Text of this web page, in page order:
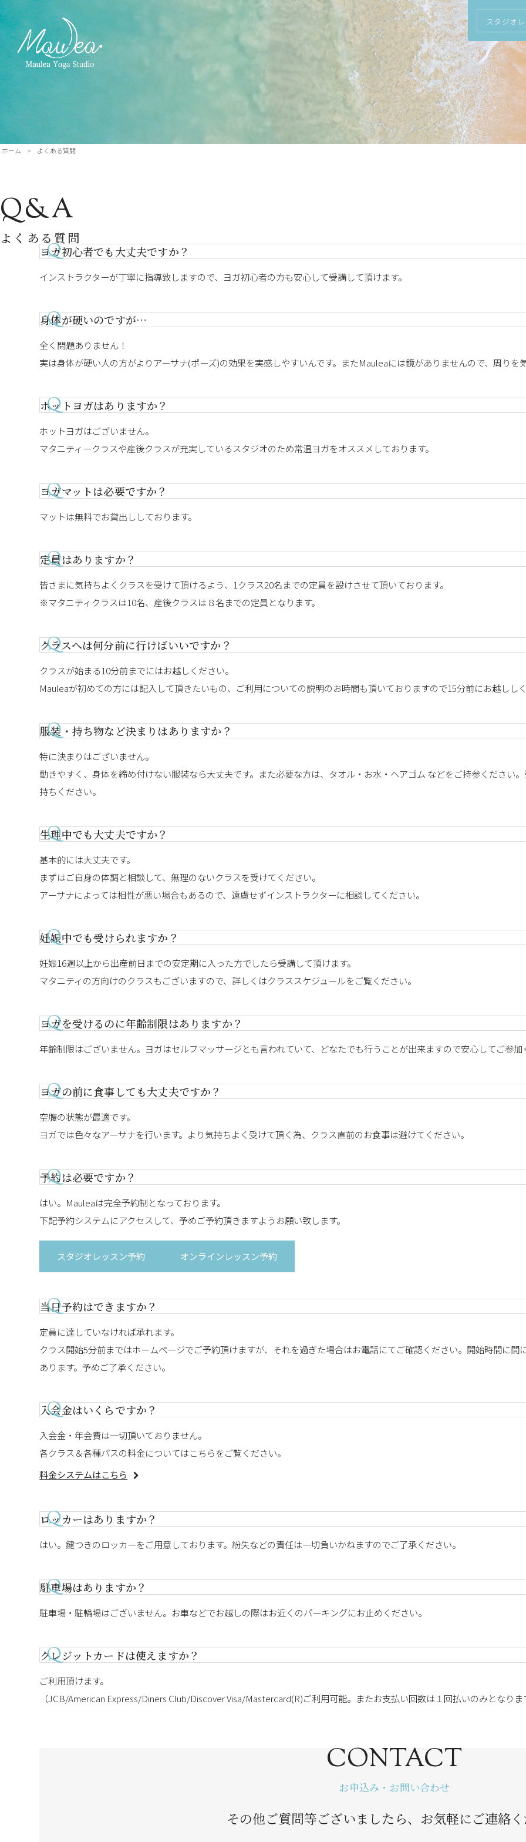
スタジオ
ホーム > よくある質問
Q&A
よくある質問
ヨガ初心者でも大丈夫ですか？
インストラクターが丁寧に指導致しますので、ヨガ初心者の方も安心して受講して頂けます。
身体が硬いのですが…
全く問題ありません！
実は身体が硬い人の方がよりアーサナ(ポーズ)の効果を実感しやすいんです。またMauleaには鏡がありませんので、周りを
ホットヨガはありますか？
ホットヨガはございません。
マタニティークラスや産後クラスが充実しているスタジオのため常温ヨガをオススメしております。
ヨガマットは必要ですか？
マットは無料でお貸出ししております。
定員はありますか？
皆さまに気持ちよくクラスを受けて頂けるよう、1クラス20名までの定員を設けさせて頂いております。
※マタニティクラスは10名、産後クラスは８名までの定員となります。
クラスへは何分前に行けばいいですか？
クラスが始まる10分前までにはお越しください。
Mauleaが初めての方には記入して頂きたいもの、ご利用についての説明のお時間も頂いておりますので15分前にお越しし
服装・持ち物など決まりはありますか？
特に決まりはございません。
動きやすく、身体を締め付けない服装なら大丈夫です。また必要な方は、タオル・お水・ヘアゴム などをご持参ください
持ちください。
生理中でも大丈夫ですか？
基本的には大丈夫です。
まずはご自身の体調と相談して、無理のないクラスを受けてください。
アーサナによっては相性が悪い場合もあるので、遠慮せずインストラクターに相談してください。
妊娠中でも受けられますか？
妊娠16週以上から出産前日までの安定期に入った方でしたら受講して頂けます。
マタニティの方向けのクラスもございますので、詳しくはクラススケジュールをご覧ください。
ヨガを受けるのに年齢制限はありますか？
年齢制限はございません。ヨガはセルフマッサージとも言われていて、どなたでも行うことが出来ますので安心してご参加
ヨガの前に食事しても大丈夫ですか？
空腹の状態が最適です。
ヨガでは色々なアーサナを行います。より気持ちよく受けて頂く為、クラス直前のお食事は避けてください。
予約は必要ですか？
はい。Mauleaは完全予約制となっております。
下記予約システムにアクセスして、予めご予約頂きますようお願い致します。
スタジオレッスン予約 オンラインレッスン予約
当日予約はできますか？
定員に達していなければ承れます。
クラス開始5分前まではホームページでご予約頂けますが、それを過ぎた場合はお電話にてご確認ください。開始時間に
あります。予めご了承ください。
入会金はいくらですか？
入会金・年会費は一切頂いておりません。
各クラス＆各種パスの料金についてはこちらをご覧ください。
料金システムはこちら
ロッカーはありますか？
はい。鍵つきのロッカーをご用意しております。紛失などの責任は一切負いかねますのでご了承ください。
駐車場はありますか？
駐車場・駐輪場はございません。お車などでお越しの際はお近くのパーキングにお止めください。
クレジットカードは使えますか？
ご利用頂けます。
（JCB/American Express/Diners Club/Discover Visa/Mastercard(R)ご利用可能。またお支払い回数は１回払いのみとなりま
CONTACT
お申込み・お問い合わせ
その他ご質問等ございましたら、お気軽にご連絡